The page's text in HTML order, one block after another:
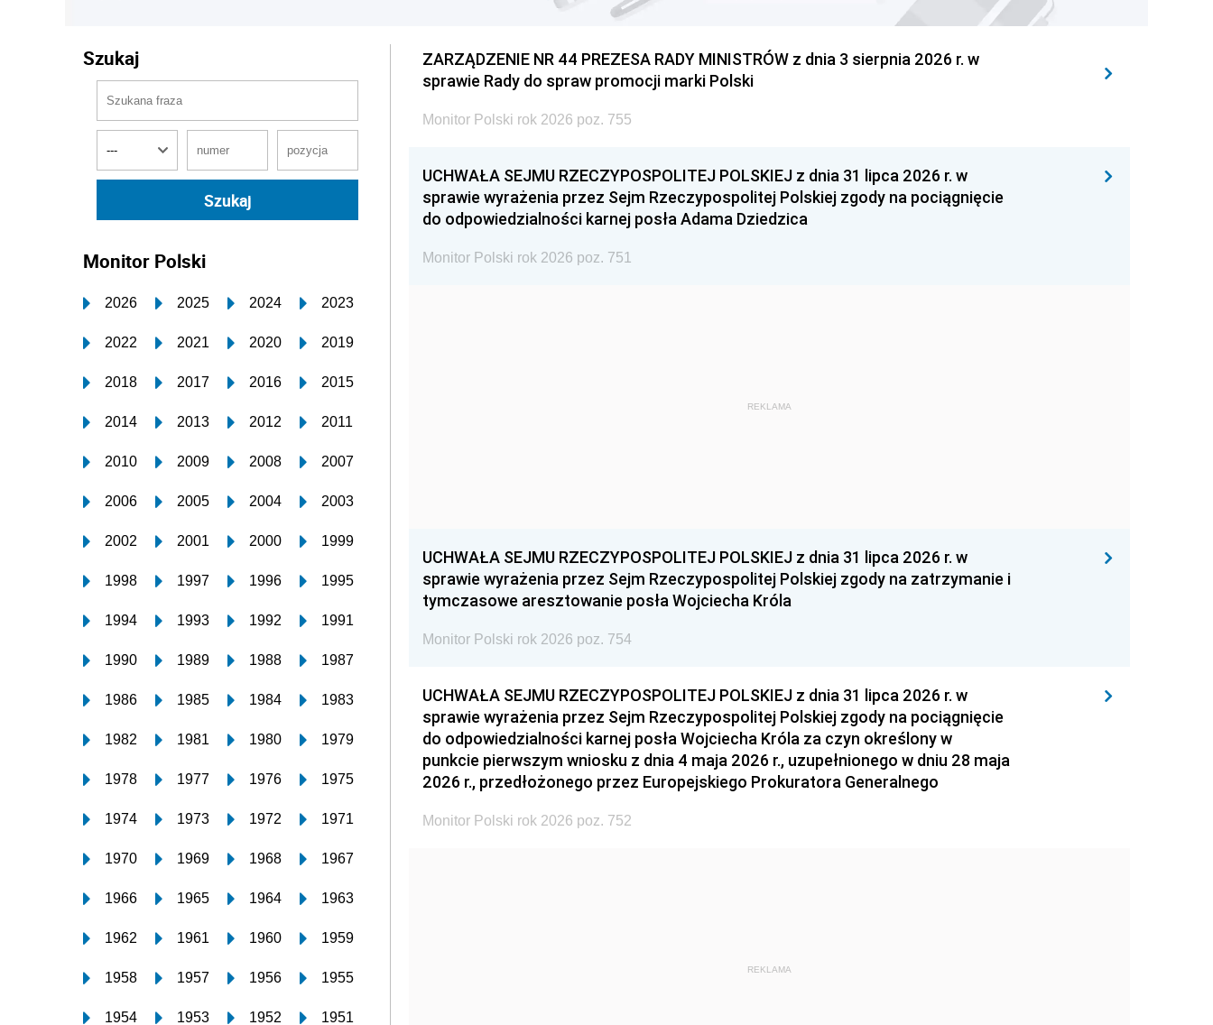
Szukaj
Monitor Polski
2026 2025 2024 2023
2022 2021 2020 2019
2018 2017 2016 2015
2014 2013 2012 2011
2010 2009 2008 2007
2006 2005 2004 2003
2002 2001 2000 1999
1998 1997 1996 1995
1994 1993 1992 1991
1990 1989 1988 1987
1986 1985 1984 1983
1982 1981 1980 1979
1978 1977 1976 1975
1974 1973 1972 1971
1970 1969 1968 1967
1966 1965 1964 1963
1962 1961 1960 1959
1958 1957 1956 1955
1954 1953 1952 1951
ZARZĄDZENIE NR 44 PREZESA RADY MINISTRÓW z dnia 3 sierpnia 2026 r. w
sprawie Rady do spraw promocji marki Polski
Monitor Polski rok 2026 poz. 755
UCHWAŁA SEJMU RZECZYPOSPOLITEJ POLSKIEJ z dnia 31 lipca 2026 r. w
sprawie wyrażenia przez Sejm Rzeczypospolitej Polskiej zgody na pociągnięcie
do odpowiedzialności karnej posła Adama Dziedzica
Monitor Polski rok 2026 poz. 751
REKLAMA
UCHWAŁA SEJMU RZECZYPOSPOLITEJ POLSKIEJ z dnia 31 lipca 2026 r. w
sprawie wyrażenia przez Sejm Rzeczypospolitej Polskiej zgody na zatrzymanie i
tymczasowe aresztowanie posła Wojciecha Króla
Monitor Polski rok 2026 poz. 754
UCHWAŁA SEJMU RZECZYPOSPOLITEJ POLSKIEJ z dnia 31 lipca 2026 r. w
sprawie wyrażenia przez Sejm Rzeczypospolitej Polskiej zgody na pociągnięcie
do odpowiedzialności karnej posła Wojciecha Króla za czyn określony w
punkcie pierwszym wniosku z dnia 4 maja 2026 r., uzupełnionego w dniu 28 maja
2026 r., przedłożonego przez Europejskiego Prokuratora Generalnego
Monitor Polski rok 2026 poz. 752
REKLAMA